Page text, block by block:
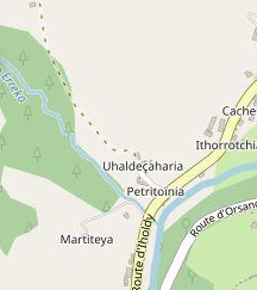
✕
Vous êtes
Augmentez votre
vos margestout en
nouveaux clients!
En savoir